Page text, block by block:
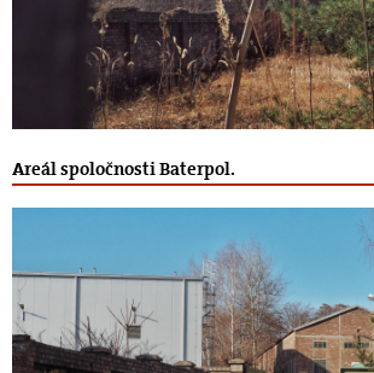
Areál spoločnosti Baterpol.